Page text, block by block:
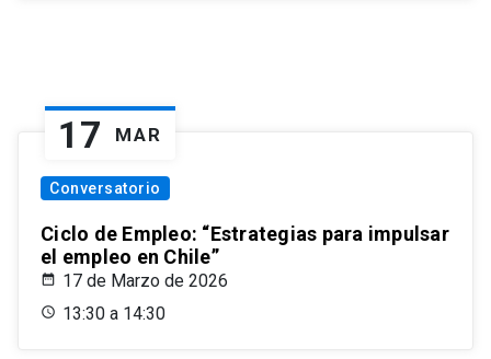
17 MAR
Conversatorio
Ciclo de Empleo: “Estrategias para impulsar
el empleo en Chile”
17 de Marzo de 2026
13:30 a 14:30